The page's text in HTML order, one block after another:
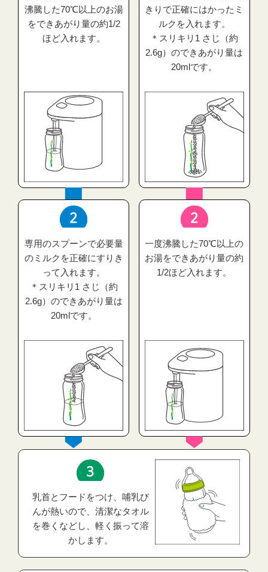
沸騰した70℃以上のお湯
をできあがり量の約1/2
ほど入れます。
専用のスプーンで必要量
のミルクを正確にすりき
って入れます。
＊スリキリ1 さじ（約
2.6g）のできあがり量は
20mlです。
きりで正確にはかったミ
ルクを入れます。
＊スリキリ1 さじ（約
2.6g）のできあがり量は
20mlです。
一度沸騰した70℃以上の
お湯をできあがり量の約
1/2ほど入れます。
乳首とフードをつけ、哺乳び
んが熱いので、清潔なタオル
を巻くなどし、軽く振って溶
かします。